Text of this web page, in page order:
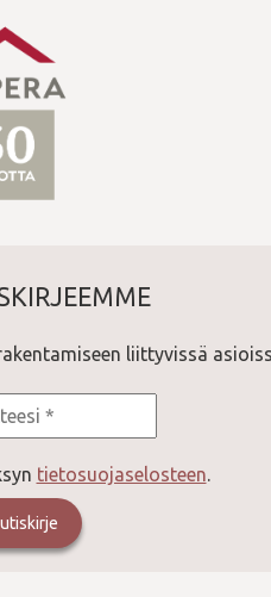
liittyvissä
tietosuojaselosteen.